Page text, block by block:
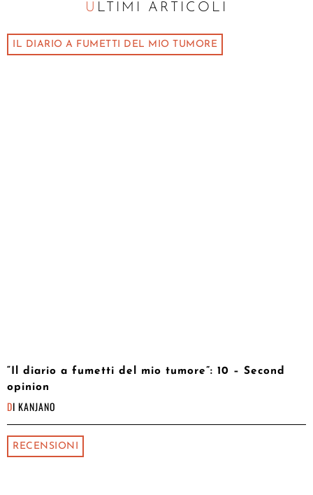
ULTIMI ARTICOLI
IL DIARIO A FUMETTI DEL MIO TUMORE
“Il diario a fumetti del mio tumore”: 10 – Second
opinion
DI KANJANO
RECENSIONI